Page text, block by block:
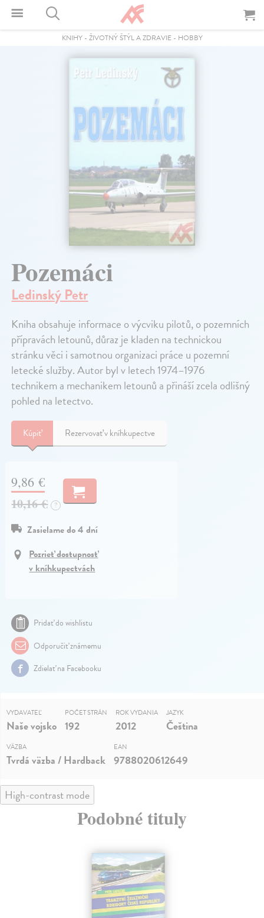
KNIHY- ŽIVOTNÝ ŠTÝL A ZDRAVIE- HOBBY
Pozemáci
Ledinský Petr
Kniha obsahuje informace o výcviku pilotů, o pozemních
přípravách letounů, důraz je kladen na technickou
stránku věci i samotnou organizaci práce u pozemní
letecké služby. Autor byl v letech 1974–1976
technikem a mechanikem letounů a přináší zcela odlišný
pohled na letectvo.
Kúpiť Rezervovať v kníhkupectve
9,86 €
10,16 €
?
Zasielame do 4 dní
Pozrieť dostupnosť
v kníhkupectvách
Pridať do wishlistu
Odporučiť známemu
Zdielať na Facebooku
VYDAVATEĽ
Naše vojsko
POČET STRÁN
192
ROK VYDANIA
2012
JAZYK
Čeština
VÄZBA
Tvrdá väzba / Hardback
EAN
9788020612649
High-contrast mode
Podobné tituly